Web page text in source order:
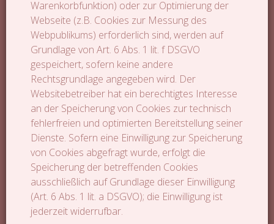
Warenkorbfunktion) oder zur Optimierung der
Webseite (z.B. Cookies zur Messung des
Webpublikums) erforderlich sind, werden auf
Grundlage von Art. 6 Abs. 1 lit. f DSGVO
gespeichert, sofern keine andere
Rechtsgrundlage angegeben wird. Der
Websitebetreiber hat ein berechtigtes Interesse
an der Speicherung von Cookies zur technisch
fehlerfreien und optimierten Bereitstellung seiner
Dienste. Sofern eine Einwilligung zur Speicherung
von Cookies abgefragt wurde, erfolgt die
Speicherung der betreffenden Cookies
ausschließlich auf Grundlage dieser Einwilligung
(Art. 6 Abs. 1 lit. a DSGVO); die Einwilligung ist
jederzeit widerrufbar.